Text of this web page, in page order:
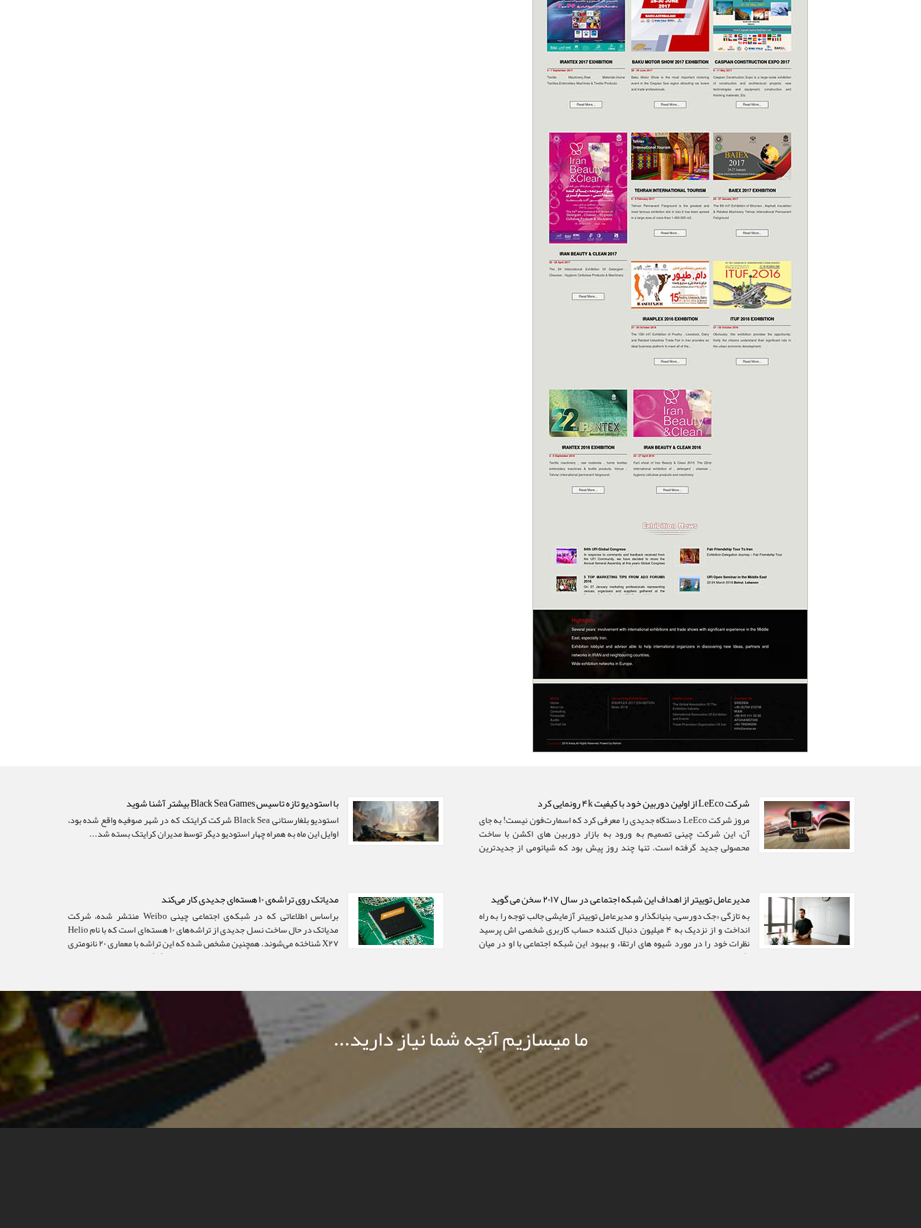
شرکت LeEco از اولین دوربین خود با کیفیت ۴k رونمایی کرد
مروز شرکت LeEco دستگاه جدیدی را معرفی کرد که اسمارت‌فون نیست! به جای
آن، این شرکت چینی تصمیم به ورود به بازار دوربین های اکشن با ساخت
محصولی جدید گرفته است. تنها چند روز پیش بود که شیائومی از جدیدترین
با استودیو تازه تاسیس Black Sea Games بیشتر آشنا شوید
استودیو بلغارستانی Black Sea شرکت کرایتک که در شهر صوفیه واقع شده بود،
اوایل این ماه به همراه چهار استودیو دیگر توسط مدیران کرایتک بسته شد...
مدیرعامل توییتر از اهداف این شبکه اجتماعی در سال ۲۰۱۷ سخن می گوید
به تازگی «جک دورسی» بنیانگذار و مدیرعامل توییتر آزمایشی جالب توجه را به راه
انداخت و از نزدیک به ۴ میلیون دنبال کننده حساب کاربری شخصی اش پرسید
نظرات خود را در مورد شیوه های ارتقاء و بهبود این شبکه اجتماعی با او در میان
بگذارند...
مدیاتک روی تراشه‌ی ۱۰ هسته‌ای جدیدی کار می‌کند
براساس اطلاعاتی که در شبکه‌ی اجتماعی چینی Weibo منتشر شده، شرکت
مدیاتک در حال ساخت نسل جدیدی از تراشه‌‌های ۱۰ هسته‌ای است که با نام Helio
X۲۷ شناخته می‌شوند. همچنین مشخص شده که این تراشه‌ با معماری ۲۰ نانومتری
ما میسازیم آنچه شما نیاز دارید...